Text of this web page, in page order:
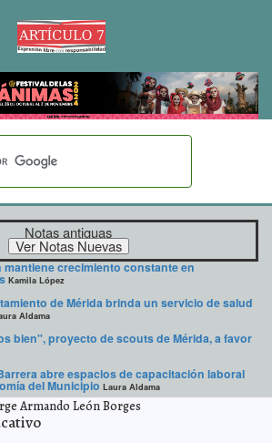
Notas antiguas
mantiene crecimiento constante en
Kamila López
de Mérida brinda un servicio de salud
Aldama
bien", proyecto de scouts de Mérida, a favor
abre espacios de capacitación laboral
del Municipio Laura Aldama
Ricardo Anaya en gira del PAN en Estados
Infante
Armando León Borges